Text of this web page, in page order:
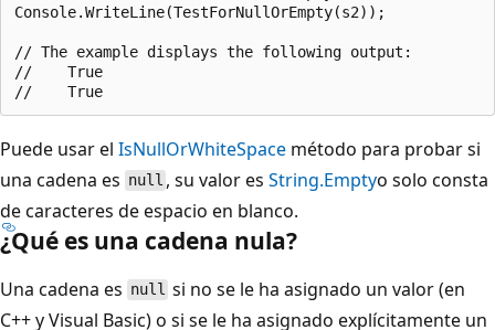
Console.WriteLine(TestForNullOrEmpty(s2));
// The example displays the following output:
//    True
Puede usar el IsNullOrWhiteSpace método para probar si
una cadena es null , su valor esString.Emptyo solo consta
de caracteres de espacio en blanco.
¿Qué es una cadena nula?
Una cadena es null si no se le ha asignado un valor (en
C++ y Visual Basic) o si se le ha asignado explícitamente un